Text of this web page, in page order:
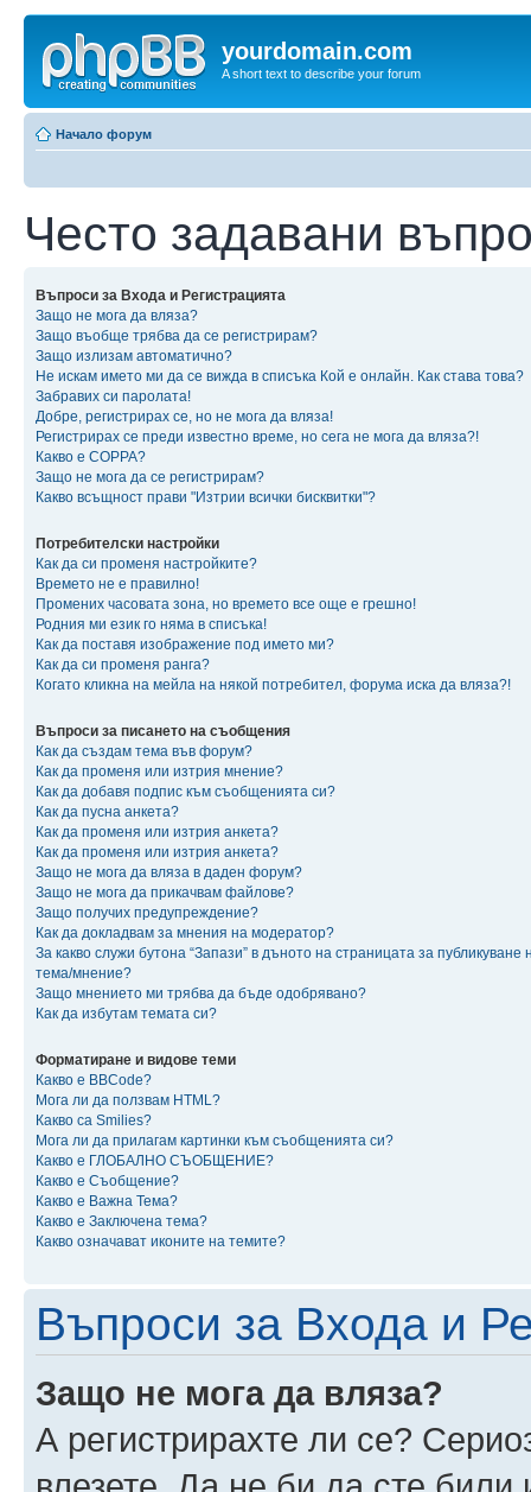
yourdomain.com
A short text to describe your forum
Начало форум
Често задавани
Въпроси за Входа и Регистрацията
Защо не мога да вляза?
Защо въобще трябва да се регистрирам?
Защо излизам автоматично?
Не искам името ми да се вижда в списъка Кой е онлайн. Как става това?
Забравих си паролата!
Добре, регистрирах се, но не мога да вляза!
Регистрирах се преди известно време, но сега не мога да вляза?!
Какво е COPPA?
Защо не мога да се регистрирам?
Какво всъщност прави "Изтрии всички бисквитки"?
Потребителски настройки
Как да си променя настройките?
Времето не е правилно!
Промених часовата зона, но времето все още е грешно!
Родния ми език го няма в списъка!
Как да поставя изображение под името ми?
Как да си променя ранга?
Когато кликна на мейла на някой потребител, форума иска да вляза?!
Въпроси за писането на съобщения
Как да създам тема във форум?
Как да променя или изтрия мнение?
Как да добавя подпис към съобщенията си?
Как да пусна анкета?
Как да променя или изтрия анкета?
Как да променя или изтрия анкета?
Защо не мога да вляза в даден форум?
Защо не мога да прикачвам файлове?
Защо получих предупреждение?
Как да докладвам за мнения на модератор?
За какво служи бутона “Запази” в дъното на страницата за публикуване
тема/мнение?
Защо мнението ми трябва да бъде одобрявано?
Как да избутам темата си?
Форматиране и видове теми
Какво е BBCode?
Мога ли да ползвам HTML?
Какво са Smilies?
Мога ли да прилагам картинки към съобщенията си?
Какво е ГЛОБАЛНО СЪОБЩЕНИЕ?
Какво е Съобщение?
Какво е Важна Тема?
Какво е Заключена тема?
Какво означават иконите на темите?
Въпроси за Входа и
Защо не мога да вляза?
А регистрирахте ли се?